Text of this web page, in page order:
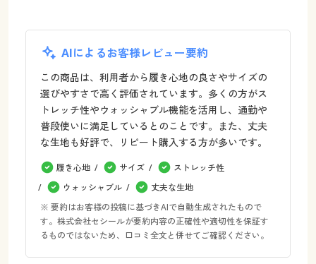
AIによるお客様レビュー要約
この商品は、利用者から履き心地の良さやサイズの
選びやすさで高く評価されています。多くの方がス
トレッチ性やウォッシャブル機能を活用し、通勤や
普段使いに満足しているとのことです。また、丈夫
な生地も好評で、リピート購入する方が多いです。
履き心地 サイズ
ストレッチ性
ウォッシャブル
丈夫な生地
※ 要約はお客様の投稿に基づきAIで自動生成されたもので
す。株式会社セシールが要約内容の正確性や適切性を保証す
るものではないため、口コミ全文と併せてご確認ください。